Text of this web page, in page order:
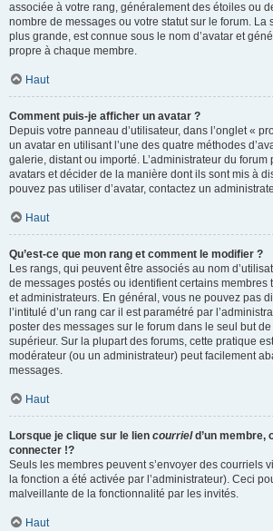
associée à votre rang, généralement des étoiles ou
nombre de messages ou votre statut sur le forum. La
plus grande, est connue sous le nom d’avatar et
propre à chaque membre.
Haut
Comment puis-je afficher un avatar ?
Depuis votre panneau d’utilisateur, dans l’onglet «
un avatar en utilisant l’une des quatre méthodes
galerie, distant ou importé. L’administrateur du
avatars et décider de la manière dont ils sont mis à
pouvez pas utiliser d’avatar, contactez un
Haut
Qu’est-ce que mon rang et comment le modifier ?
Les rangs, qui peuvent être associés au nom
de messages postés ou identifient certains membres
et administrateurs. En général, vous ne pouvez pas
l’intitulé d’un rang car il est paramétré par
poster des messages sur le forum dans le seul but
supérieur. Sur la plupart des forums, cette pratique
modérateur (ou un administrateur) peut facilement
messages.
Haut
Lorsque je clique sur le lien courrield’un membre,
connecter !?
Seuls les membres peuvent s’envoyer des courriels
la fonction a été activée par l’administrateur). Ceci
malveillante de la fonctionnalité par les invités.
Haut